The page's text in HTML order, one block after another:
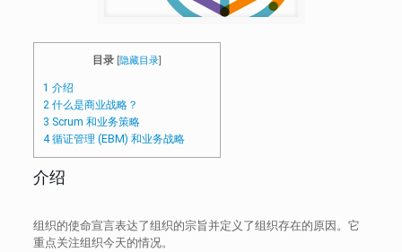
目录 [隐藏目录]
1 介绍
2什么是商业战略？
3 Scrum 和业务策略
4循证管理 (EBM) 和业务战略
介绍
组织的使命宣言表达了组织的宗旨并定义了组织存在的原因。它
重点关注组织今天的情况。